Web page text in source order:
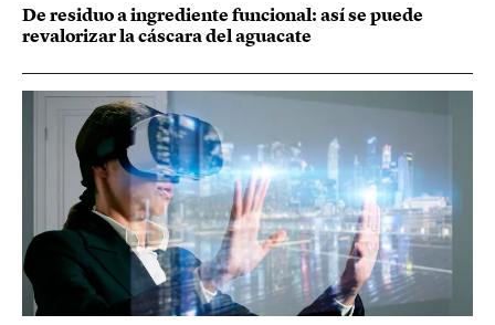
De residuo a ingrediente funcional: así se puede
revalorizar la cáscara del aguacate